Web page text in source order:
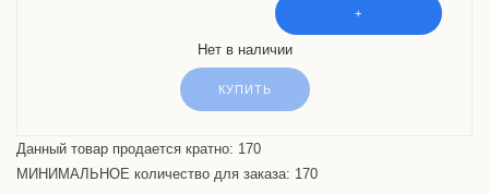
+
Нет в наличии
КУПИТЬ
Данный товар продается кратно: 170
МИНИМАЛЬНОЕ количество для заказа: 170